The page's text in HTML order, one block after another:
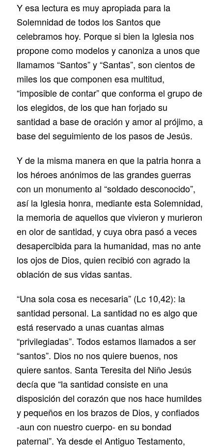
Y esa lectura es muy apropiada para la
Solemnidad de todos los Santos que
celebramos hoy. Porque si bien la Iglesia nos
propone como modelos y canoniza a unos que
llamamos “Santos” y “Santas”, son cientos de
miles los que componen esa multitud,
“imposible de contar” que conforma el grupo de
los elegidos, de los que han forjado su
santidad a base de oración y amor al prójimo, a
base del seguimiento de los pasos de Jesús.
Y de la misma manera en que la patria honra a
los héroes anónimos de las grandes guerras
con un monumento al “soldado desconocido”,
así la Iglesia honra, mediante esta Solemnidad,
la memoria de aquellos que vivieron y murieron
en olor de santidad, y cuya obra pasó a veces
desapercibida para la humanidad, mas no ante
los ojos de Dios, quien recibió con agrado la
oblación de sus vidas santas.
“Una sola cosa es necesaria” (Lc 10,42): la
santidad personal. La santidad no es algo que
está reservado a unas cuantas almas
“privilegiadas”. Todos estamos llamados a ser
“santos”. Dios no nos quiere buenos, nos
quiere santos. Santa Teresita del Niño Jesús
decía que “la santidad consiste en una
disposición del corazón que nos hace humildes
y pequeños en los brazos de Dios, y confiados
-aun con nuestro cuerpo- en su bondad
paternal”. Ya desde el Antiguo Testamento,